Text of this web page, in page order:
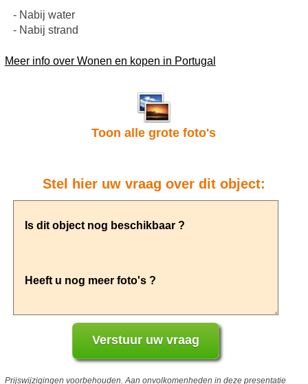
- Nabij water
- Nabij strand
Meer info over Wonen en kopen in Portugal
Toon alle grote foto's
Stel hier uw vraag over dit object:
Prijswijzigingen voorbehouden. Aan onvolkomenheden in deze presentatie